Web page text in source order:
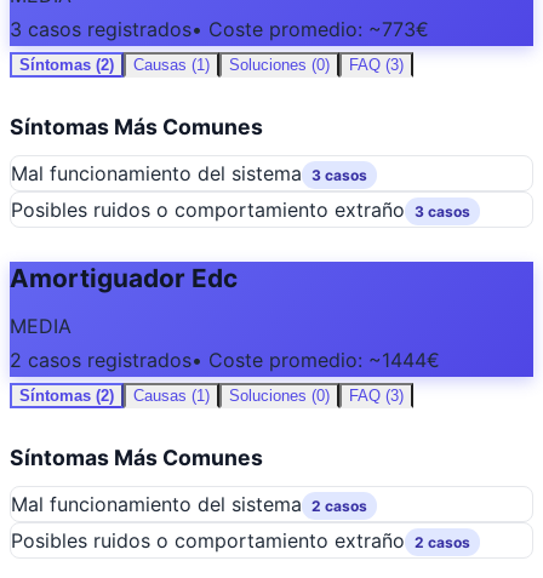
3 casos registrados• Coste promedio: ~773€
Síntomas (2) Causas (1) Soluciones (0) FAQ (3)
Síntomas Más Comunes
Mal funcionamiento del sistema 3 casos
Posibles ruidos o comportamiento extraño 3 casos
Amortiguador Edc
MEDIA
2 casos registrados• Coste promedio: ~1444€
Síntomas (2) Causas (1) Soluciones (0) FAQ (3)
Síntomas Más Comunes
Mal funcionamiento del sistema 2 casos
Posibles ruidos o comportamiento extraño 2 casos